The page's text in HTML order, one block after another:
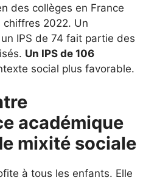
des collèges en France
chiffres 2022. Un
IPS de 74 fait partie des
Un IPS de 106
social plus favorable.
académique
mixité sociale
à tous les enfants. Elle